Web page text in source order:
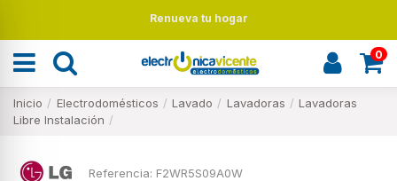
Renueva tu hogar
0
Inicio Electrodomésticos Lavado Lavadoras
Lavadoras
Libre Instalación
Referencia: F2WR5S09A0W